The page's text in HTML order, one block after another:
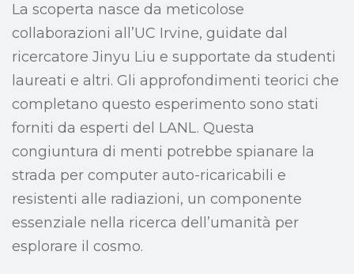
La scoperta nasce da meticolose
collaborazioni all’UC Irvine, guidate dal
ricercatore Jinyu Liu e supportate da studenti
laureati e altri. Gli approfondimenti teorici che
completano questo esperimento sono stati
forniti da esperti del LANL. Questa
congiuntura di menti potrebbe spianare la
strada per computer auto-ricaricabili e
resistenti alle radiazioni, un componente
essenziale nella ricerca dell’umanità per
esplorare il cosmo.